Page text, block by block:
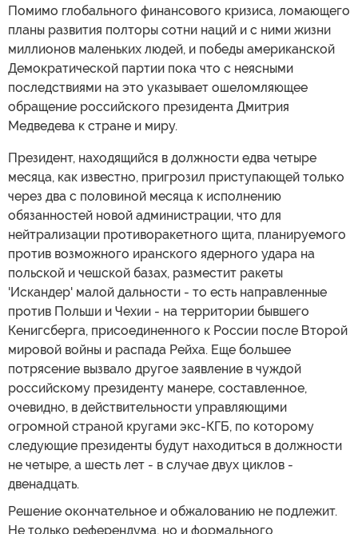
Помимо глобального финансового кризиса, ломающего
планы развития полторы сотни наций и с ними жизни
миллионов маленьких людей, и победы американской
Демократической партии пока что с неясными
последствиями на это указывает ошеломляющее
обращение российского президента Дмитрия
Медведева к стране и миру.
Президент, находящийся в должности едва четыре
месяца, как известно, пригрозил приступающей только
через два с половиной месяца к исполнению
обязанностей новой администрации, что для
нейтрализации противоракетного щита, планируемого
против возможного иранского ядерного удара на
польской и чешской базах, разместит ракеты
'Искандер' малой дальности - то есть направленные
против Польши и Чехии - на территории бывшего
Кенигсберга, присоединенного к России после Второй
мировой войны и распада Рейха. Еще большее
потрясение вызвало другое заявление в чуждой
российскому президенту манере, составленное,
очевидно, в действительности управляющими
огромной страной кругами экс-КГБ, по которому
следующие президенты будут находиться в должности
не четыре, а шесть лет - в случае двух циклов -
двенадцать.
Решение окончательное и обжалованию не подлежит.
Не только референдума, но и формального